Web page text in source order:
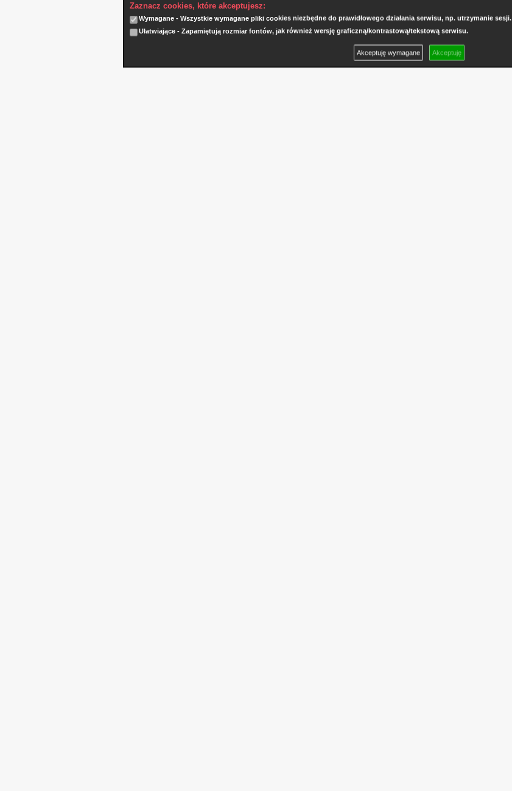
Zaznacz cookies, które akceptujesz:
Wymagane - Wszystkie wymagane pliki cookies niezbędne do prawidłowego działania serwisu, np. utrzymanie sesji.
Ułatwiające - Zapamiętują rozmiar fontów, jak również wersję graficzną/kontrastową/tekstową serwisu.
Akceptuję wymagane Akceptuję